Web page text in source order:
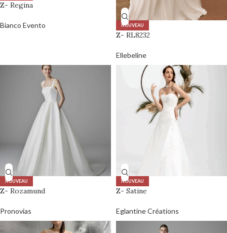
Z- Regina
Bianco Evento NOUVEAU
Z- RL8232
Ellebeline
NOUVEAU
Z- Rozamund
Pronovias
NOUVEAU
Z- Satine
Eglantine Créations